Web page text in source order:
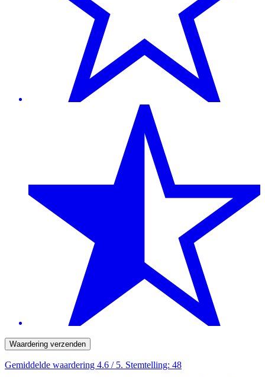
Waardering verzenden
Gemiddelde waardering 4.6 / 5. Stemtelling: 48